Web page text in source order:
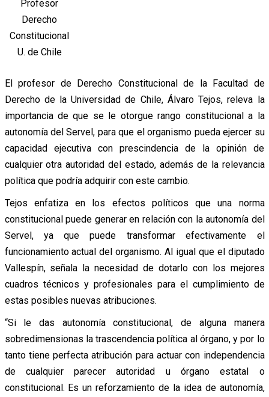
Profesor
Derecho
Constitucional
U. de Chile
El profesor de Derecho Constitucional de la Facultad de
Derecho de la Universidad de Chile, Álvaro Tejos, releva la
importancia de que se le otorgue rango constitucional a la
autonomía del Servel, para que el organismo pueda ejercer su
capacidad ejecutiva con prescindencia de la opinión de
cualquier otra autoridad del estado, además de la relevancia
política que podría adquirir con este cambio.
Tejos enfatiza en los efectos políticos que una norma
constitucional puede generar en relación con la autonomía del
Servel, ya que puede transformar efectivamente el
funcionamiento actual del organismo. Al igual que el diputado
Vallespín, señala la necesidad de dotarlo con los mejores
cuadros técnicos y profesionales para el cumplimiento de
estas posibles nuevas atribuciones.
“Si le das autonomía constitucional, de alguna manera
sobredimensionas la trascendencia política al órgano, y por lo
tanto tiene perfecta atribución para actuar con independencia
de cualquier parecer autoridad u órgano estatal o
constitucional. Es un reforzamiento de la idea de autonomía,